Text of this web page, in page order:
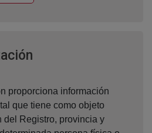
proporciona información
que tiene como objeto
Registro, provincia y